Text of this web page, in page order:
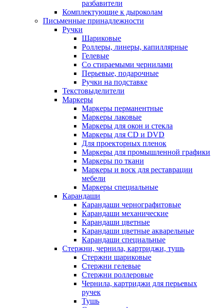
разбавители
Комплектующие к дыроколам
Письменные принадлежности
Ручки
Шариковые
Роллеры, линеры, капиллярные
Гелевые
Со стираемыми чернилами
Перьевые, подарочные
Ручки на подставке
Текстовыделители
Маркеры
Маркеры перманентные
Маркеры лаковые
Маркеры для окон и стекла
Маркеры для CD и DVD
Для проекторных пленок
Маркеры для промышленной графики
Маркеры по ткани
Маркеры и воск для реставрации
мебели
Маркеры специальные
Карандаши
Карандаши чернографитовые
Карандаши механические
Карандаши цветные
Карандаши цветные акварельные
Карандаши специальные
Стержни, чернила, картриджи, тушь
Стержни шариковые
Стержни гелевые
Стержни роллеровые
Чернила, картриджи для перьевых
ручек
Тушь